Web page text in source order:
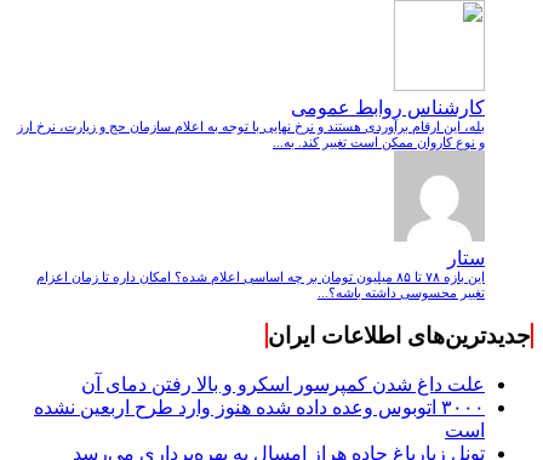
کارشناس روابط عمومی
بله، این ارقام برآوردی هستند و نرخ نهایی با توجه به اعلام سازمان حج و زیارت، نرخ ارز
و نوع کاروان ممکن است تغییر کند. به...
ستار
این بازه ۷۸ تا ۸۵ میلیون تومان بر چه اساسی اعلام شده؟ امکان داره تا زمان اعزام
تغییر محسوسی داشته باشه؟...
جدیدترین‌های اطلاعات ایران
علت داغ شدن کمپرسور اسکرو و بالا رفتن دمای آن
۳۰۰۰ اتوبوس وعده داده شده هنوز وارد طرح اربعین نشده
است
تونل زیارباغ جاده هراز امسال به بهره‌برداری می‌رسد